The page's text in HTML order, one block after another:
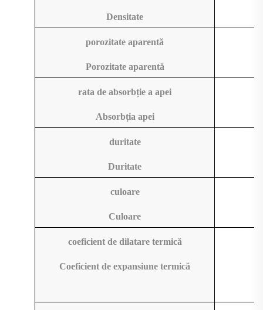
Densitate
porozitate aparentă
Porozitate aparentă
rata de absorbție a apei
Absorbția apei
duritate
Duritate
culoare
Culoare
coeficient de dilatare termică
Coeficient de expansiune termică